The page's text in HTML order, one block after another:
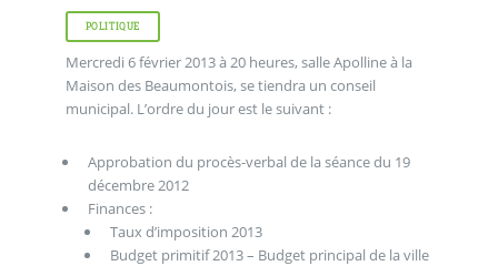
POLITIQUE
Mercredi 6 février 2013 à 20 heures, salle Apolline à la
Maison des Beaumontois, se tiendra un conseil
municipal. L’ordre du jour est le suivant :
Approbation du procès-verbal de la séance du 19
décembre 2012
Finances :
Taux d’imposition 2013
Budget primitif 2013 – Budget principal de la ville